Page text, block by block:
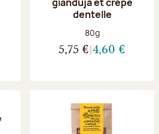
dentelle
Poids net :
80g
5,75 € 4,60 €